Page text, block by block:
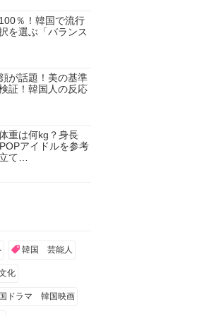
％！韓国で流行
を選ぶ「バランス
が話題！美の基準
証！韓国人の反応
重は何kg？身長
アイドルを参考
て…
韓国 芸能人
化
ドラマ 韓国映画